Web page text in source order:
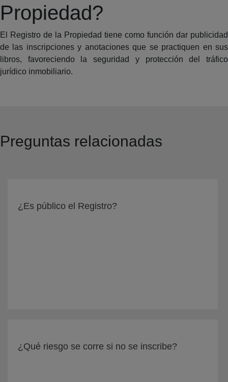
Propiedad?
El Registro de la Propiedad tiene como función dar publicidad
de las inscripciones y anotaciones que se practiquen en sus
libros, favoreciendo la seguridad y protección del tráfico
jurídico inmobiliario.
Preguntas relacionadas
¿Es público el Registro?
¿Qué riesgo se corre si no se inscribe?